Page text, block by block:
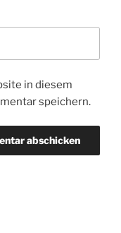
in diesem
speichern.